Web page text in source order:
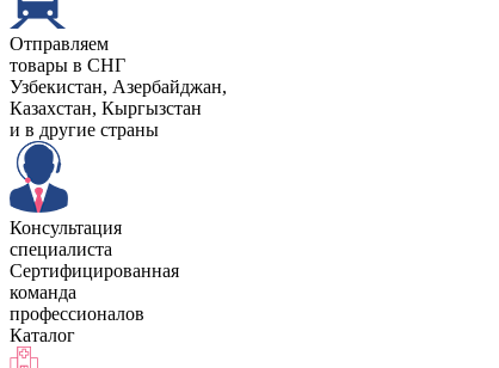
Отправляем
товары в СНГ
Узбекистан, Aзербайджан,
Казахстан, Кыргызстан
и в другие страны
Консультация
специалиста
Сертифицированная
команда
профессионалов
Каталог